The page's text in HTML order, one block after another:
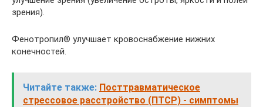
зрения).
Фенотропил® улучшает кровоснабжение нижних
конечностей.
Читайте также: Посттравматическое
стрессовое расстройство (ПТСР) - симптомы